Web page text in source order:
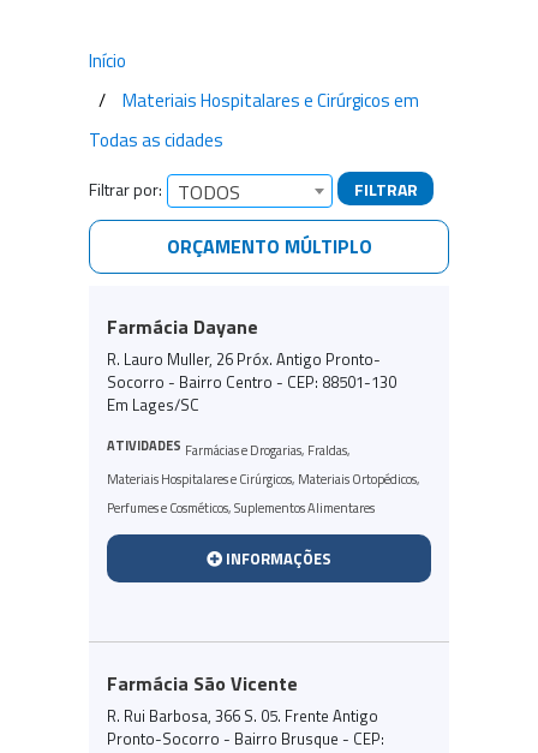
Início
Materiais Hospitalares e Cirúrgicos em
Todas as cidades
Filtrar por: TODOS FILTRAR
ORÇAMENTO MÚLTIPLO
Farmácia Dayane
R. Lauro Muller, 26 Próx. Antigo Pronto-
Socorro - Bairro Centro - CEP: 88501-130
Em Lages/SC
ATIVIDADES Farmácias e Drogarias, Fraldas,
Materiais Hospitalares e Cirúrgicos, Materiais Ortopédicos,
Perfumes e Cosméticos,Suplementos Alimentares
INFORMAÇÕES
Farmácia São Vicente
R. Rui Barbosa, 366 S. 05. Frente Antigo
Pronto-Socorro - Bairro Brusque - CEP: